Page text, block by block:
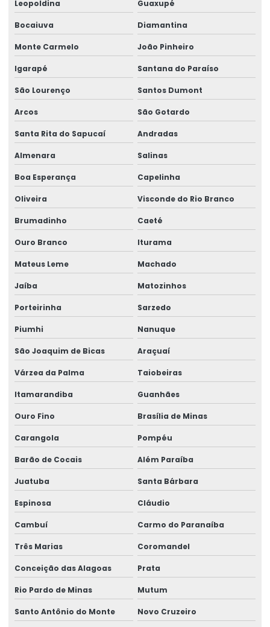
Peças de reposição para talhas
Peças sobressalentes multimarcas
Peças sobressalentes para pontes rolantes
Peças para talha elétrica
Ponte rolante fabricante
Pontes rolante swf
Pontes rolante e talhas para ambientes perigosos
Radio controle para ponte rolante
Reforma de caminho de rolamento
Reforma De Equipamentos De Movimentação De Cargas
Reforma De Talhas Elétricas
Reforma de ponte rolante
Reforma de ponte rolante em am
Reforma de ponte rolante em pr
Reforma de ponte rolante em rs
Reforma de ponte rolante em sc
Reforma de ponte rolante em sp
Reforma de talha elétrica em sc
Representação swf krantechnik brasil
Retrofit de pontes rolantes
Sensor anti colisão ponte rolante
Serviço De Manutenção Preventiva
Serviço De Montagem De Elevadores De Carga
Leopoldina Guaxupé
Bocaiuva Diamantina
Monte Carmelo João Pinheiro
Igarapé Santana do Paraíso
São Lourenço Santos Dumont
Arcos São Gotardo
Santa Rita do Sapucaí Andradas
Almenara Salinas
Boa Esperança Capelinha
Oliveira Visconde do Rio Branco
Brumadinho Caeté
Ouro Branco Iturama
Mateus Leme Machado
Jaíba Matozinhos
Porteirinha Sarzedo
Piumhi Nanuque
São Joaquim de Bicas Araçuaí
Várzea da Palma Taiobeiras
Itamarandiba Guanhães
Ouro Fino Brasília de Minas
Carangola Pompéu
Barão de Cocais Além Paraíba
Juatuba Santa Bárbara
Espinosa Cláudio
Cambuí Carmo do Paranaíba
Três Marias Coromandel
Conceição das Alagoas Prata
Rio Pardo de Minas Mutum
Santo Antônio do Monte Novo Cruzeiro